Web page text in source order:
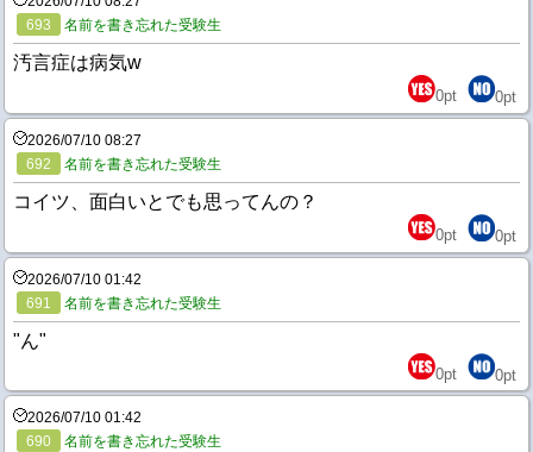
693
名前を書き忘れた受験生
汚言症は病気w
0pt 0pt
2026/07/10 08:27
692
名前を書き忘れた受験生
コイツ、面白いとでも思ってんの？
0pt 0pt
2026/07/10 01:42
691
名前を書き忘れた受験生
"ん"
0pt 0pt
2026/07/10 01:42
690
名前を書き忘れた受験生